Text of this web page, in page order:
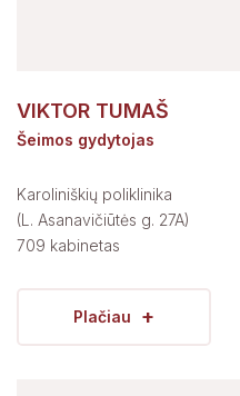
VIKTOR TUMAŠ
Šeimos gydytojas
Karoliniškių poliklinika
(L. Asanavičiūtės g. 27A)
709 kabinetas
Plačiau +